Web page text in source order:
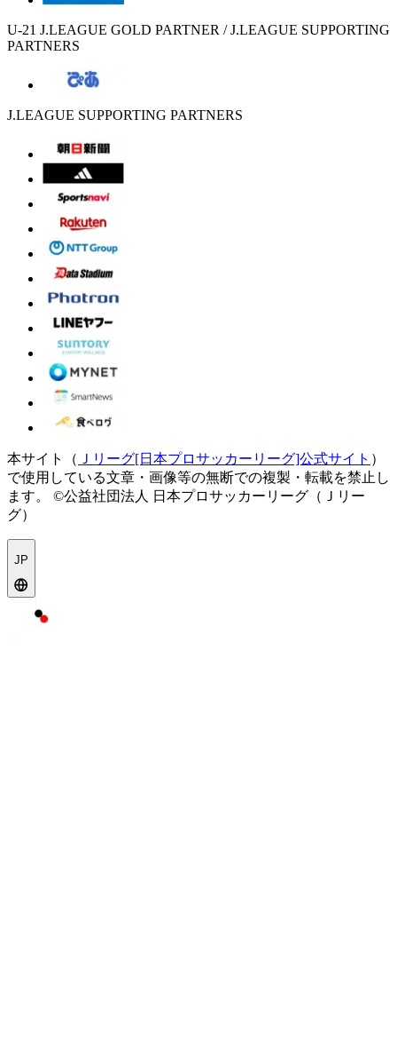
U-21 J.LEAGUE GOLD PARTNER / J.LEAGUE SUPPORTING
PARTNERS
J.LEAGUE SUPPORTING PARTNERS
本サイト（ Ｊリーグ[日本プロサッカーリーグ]公式サイト ）
で使用している文章・画像等の無断での複製・転載を禁止し
ます。
©公益社団法人 日本プロサッカーリーグ（Ｊリー
グ）
JP